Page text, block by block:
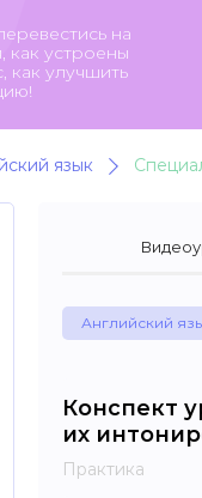
на
как устроены
как улучшить
язык
Английский
Конспект
их
Практика